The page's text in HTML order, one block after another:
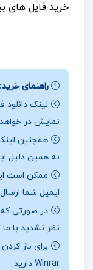
خرید فایل های
عمادی :کتاب
عمادی یکی از
است. این
(وزن‌شناسی
ابیات) می‌پردازد.
معرفی کتاب
ید رحیم میر
علاقه‌مندان
عمیق‌تری از
راهنمای خرید:
لینک دانلود
نمایش در
همچنین
به همین دلیل
ایمیل شما
در صورتی که
نظر نشدید با
Winrar دارید.